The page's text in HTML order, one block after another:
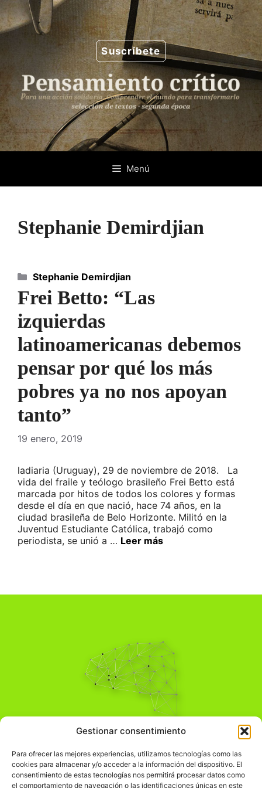
Gestionar consentimiento
Para ofrecer las mejores experiencias, utilizamos tecnologías como las
cookies para almacenar y/o acceder a la información del dispositivo. El
consentimiento de estas tecnologías nos permitirá procesar datos como
el comportamiento de navegación o las identificaciones únicas en este
Saltar
al
contenido
Suscríbete
Menú
Stephanie Demirdjian
Frei Betto: “Las
izquierdas
latinoamericanas debemos
pensar por qué los más
pobres ya no nos apoyan
tanto”
19 enero, 2019
ladiaria (Uruguay), 29 de noviembre de 2018. La
vida del fraile y teólogo brasileño Frei Betto está
marcada por hitos de todos los colores y formas
desde el día en que nació, hace 74 años, en la
ciudad brasileña de Belo Horizonte. Militó en la
Juventud Estudiante Católica, trabajó como
periodista, se unió a … Leer más
Categorías
Stephanie Demirdjian
Pensamiento Crítico
Comprender el mundo para transformarlo.